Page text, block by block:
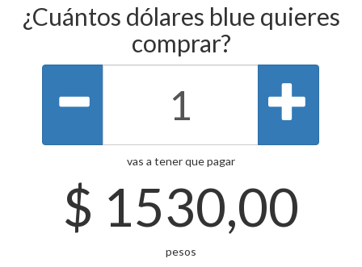
¿Cuántos dólares blue quieres
comprar?
vas a tener que pagar
$ 1530,00
pesos